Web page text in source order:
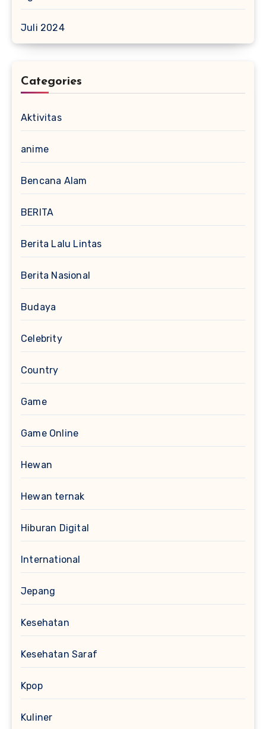
Juli 2024
Categories
Aktivitas
anime
Bencana Alam
BERITA
Berita Lalu Lintas
Berita Nasional
Budaya
Celebrity
Country
Game
Game Online
Hewan
Hewan ternak
Hiburan Digital
International
Jepang
Kesehatan
Kesehatan Saraf
Kpop
Kuliner